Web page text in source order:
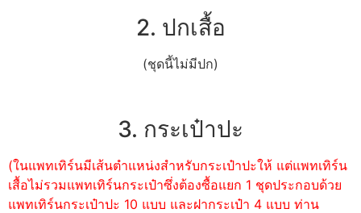
2. ปกเสื้อ
(ชุดนี้ไม่มีปก)
3. กระเป๋าปะ
(ในแพทเทิร์นมีเส้นตำแหน่งสำหรับกระเป๋าปะให้ แต่แพทเทิร์น
เสื้อไม่รวมแพทเทิร์นกระเป๋าซึ่งต้องซื้อแยก 1 ชุดประกอบด้วย
แพทเทิร์นกระเป๋าปะ 10 แบบ และฝากระเป๋า 4 แบบ ท่าน